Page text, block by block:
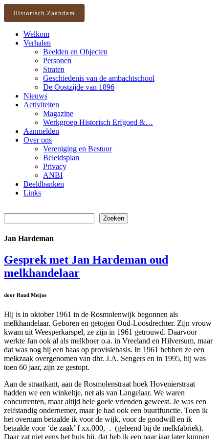
Historisch Zaandam
Welkom
Verhalen
Beelden en Objecten
Personen
Straten
Geschiedenis van de ambachtschool
De Oostzijde van 1896
Nieuws
Activiteiten
Magazine
Werkgroep Historisch Erfgoed &…
Aanmelden
Over ons
Vereniging en Bestuur
Beleidsplan
Privacy
ANBI
Beeldbanken
Links
Zoeken
Jan Hardeman
Gesprek met Jan Hardeman oud
melkhandelaar
door Ruud Meijns
Hij is in oktober 1961 in de Rosmolenwijk begonnen als
melkhandelaar. Geboren en getogen Oud-Loosdrechter. Zijn vrouw
kwam uit Weesperkarspel, ze zijn in 1961 getrouwd. Daarvoor
werkte Jan ook al als melkboer o.a. in Vreeland en Hilversum, maar
dat was nog bij een baas op provisiebasis. In 1961 hebben ze een
melkzaak overgenomen van dhr. J.A. Sengers en in 1995, hij was
toen 60 jaar, zijn ze gestopt.
Aan de straatkant, aan de Rosmolenstraat hoek Hovenierstraat
hadden we een winkeltje, net als van Langelaar. We waren
concurrenten, maar altijd hele goeie vrienden geweest. Je was een
zelfstandig ondernemer, maar je had ook een buurtfunctie. Toen ik
het overnam betaalde ik voor de wijk, voor de goodwill en ik
betaalde voor ‘de zaak’ f xx.000,–. (geleend bij de melkfabriek).
Daar zat niet eens het huis bij, dat heb ik een paar jaar later kunnen